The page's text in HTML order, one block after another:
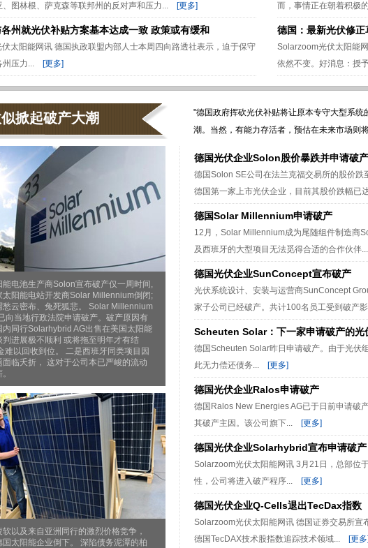
、图林根、萨克森等联邦州的反对声和压力...
[更多]
而，事情正在朝着积极
州就光伏补贴方案基本达成一致 政策或有缓和
太阳能网讯 德国执政联盟内部人士本周四向路透社表示，迫于保守
州压力...
[更多]
德国：最新光伏修正
Solarzoom光伏太阳能
依然不变。好消息：授
掀起破产大潮
"德国政府挥砍光伏补贴将让原本专守大型系
潮。当然，有能力存活者，预估在未来市场则
能电池生产商Solon宣布破产仅一周时间,
太阳能电站开发商Solar Millennium倒闭;
愁云密布、兔死狐悲。 Solar Millennium
向当地行政法院申请破产。破产原因有
内同行Solarhybrid AG出售在美国太阳能
判进展极不顺利 或将拖至明年才有结
难以回收到位。 二是西班牙同类项目因
面临夭折， 这对于公司本已严峻的流动
软以及来自亚洲同行的激烈价格竞争，
国太阳能企业倒下。 深陷债务泥潭的柏
德国光伏企业Solon股价暴跌并申请破产
德国Solon SE公司在法兰克福交易所的股价
德国第一家上市光伏企业，目前其股价跌幅已
德国Solar Millennium申请破产
12月，Solar Millennium成为尾随组件制造商
及西班牙的大型项目无法觅得合适的合作伙伴...
德国光伏企业SunConcept宣布破产
光伏系统设计、安装与运营商SunConcept
家子公司已经破产。共计100名员工受到破产
Scheuten Solar：下一家申请破产的光
德国Scheuten Solar昨日申请破产。由于光伏
此无力偿还债务...
[更多]
德国光伏企业Ralos申请破产
德国Ralos New Energies AG已于日前申请破
其破产主因。该公司旗下...
[更多]
德国光伏企业Solarhybrid宣布申请破产
Solarzoom光伏太阳能网讯 3月21日，总部位
性，公司将进入破产程序...
[更多]
德国光伏企业Q-Cells退出TecDax指数
Solarzoom光伏太阳能网讯 德国证券交易所宣
德国TecDAX技术股指数追踪技术领域...
[更多]